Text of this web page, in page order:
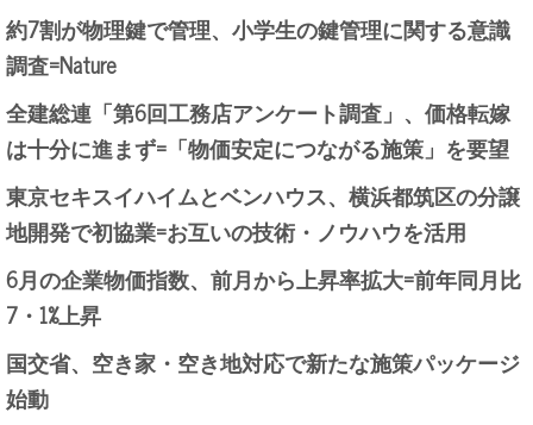
約7割が物理鍵で管理、小学生の鍵管理に関する意識
調査=Nature
全建総連「第6回工務店アンケート調査」、価格転嫁
は十分に進まず=「物価安定につながる施策」を要望
東京セキスイハイムとベンハウス、横浜都筑区の分譲
地開発で初協業=お互いの技術・ノウハウを活用
6月の企業物価指数、前月から上昇率拡大=前年同月比
7・1%上昇
国交省、空き家・空き地対応で新たな施策パッケージ
始動